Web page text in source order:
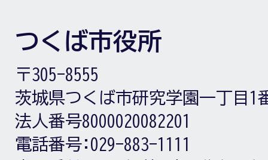
つくば市役所
〒305-8555
茨城県つくば市研究学園一丁目1
法人番号8000020082201
電話番号: 029-883-1111